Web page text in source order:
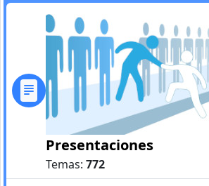
Presentaciones
Temas: 772